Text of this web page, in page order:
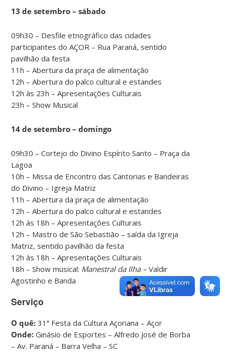
13 de setembro – sábado
09h30 – Desfile etnográfico das cidades
participantes do AÇOR – Rua Paraná, sentido
pavilhão da festa
11h – Abertura da praça de alimentação
12h – Abertura do palco cultural e estandes
12h às 23h – Apresentações Culturais
23h – Show Musical
14 de setembro – domingo
09h30 – Cortejo do Divino Espírito Santo – Praça da
Lagoa
10h – Missa de Encontro das Cantorias e Bandeiras
do Divino – Igreja Matriz
11h – Abertura da praça de alimentação
12h – Abertura do palco cultural e estandes
12h às 18h – Apresentações Culturais
12h – Mastro de São Sebastião – saída da Igreja
Matriz, sentido pavilhão da festa
12h às 18h – Apresentações Culturais
18h – Show musical: Manestral da Ilha –Valdir
Agostinho e Banda
Serviço
O quê: 31ª Festa da Cultura Açoriana – Açor
Onde: Ginásio de Esportes – Alfredo José de Borba
– Av. Paraná – Barra Velha – SC